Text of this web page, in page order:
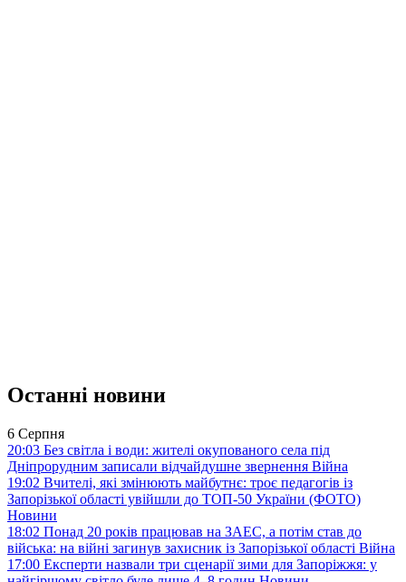
Останні новини
6 Серпня
20:03 Без світла і води: жителі окупованого села під
Дніпрорудним записали відчайдушне звернення Війна
19:02 Вчителі, які змінюють майбутнє: троє педагогів із
Запорізької області увійшли до ТОП-50 України (ФОТО)
Новини
18:02 Понад 20 років працював на ЗАЕС, а потім став до
війська: на війні загинув захисник із Запорізької області Війна
17:00 Експерти назвали три сценарії зими для Запоріжжя: у